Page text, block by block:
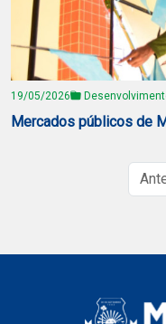
19/05/2026
Mercados públicos de